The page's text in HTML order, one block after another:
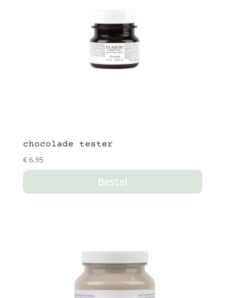
chocolade tester
€6,95
Bestel